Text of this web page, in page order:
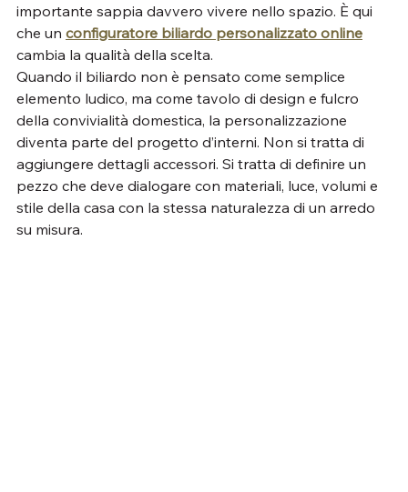
importante sappia davvero vivere nello spazio. È qui
che un configuratore biliardo personalizzato online
cambia la qualità della scelta.
Quando il biliardo non è pensato come semplice
elemento ludico, ma come tavolo di design e fulcro
della convivialità domestica, la personalizzazione
diventa parte del progetto d’interni. Non si tratta di
aggiungere dettagli accessori. Si tratta di definire un
pezzo che deve dialogare con materiali, luce, volumi e
stile della casa con la stessa naturalezza di un arredo
su misura.